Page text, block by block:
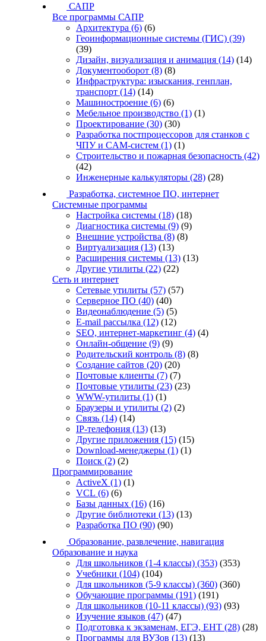
САПР
Все программы САПР
Архитектура (6) (6)
Геоинформационные системы (ГИС) (39)
(39)
Дизайн, визуализация и анимация (14) (14)
Документооборот (8) (8)
Инфраструктура: изыскания, генплан,
транспорт (14) (14)
Машиностроение (6) (6)
Мебельное производство (1) (1)
Проектирование (30) (30)
Разработка постпроцессоров для станков с
ЧПУ и CAM-систем (1) (1)
Строительство и пожарная безопасность (42)
(42)
Инженерные калькуляторы (28) (28)
Разработка, системное ПО, интернет
Системные программы
Настройка системы (18) (18)
Диагностика системы (9) (9)
Внешние устройства (8) (8)
Виртуализация (13) (13)
Расширения системы (13) (13)
Другие утилиты (22) (22)
Сеть и интернет
Сетевые утилиты (57) (57)
Серверное ПО (40) (40)
Видеонаблюдение (5) (5)
E-mail рассылка (12) (12)
SEO, интернет-маркетинг (4) (4)
Онлайн-общение (9) (9)
Родительский контроль (8) (8)
Создание сайтов (20) (20)
Почтовые клиенты (7) (7)
Почтовые утилиты (23) (23)
WWW-утилиты (1) (1)
Браузеры и утилиты (2) (2)
Связь (14) (14)
IP-телефония (13) (13)
Другие приложения (15) (15)
Download-менеджеры (1) (1)
Поиск (2) (2)
Программирование
ActiveX (1) (1)
VCL (6) (6)
Базы данных (16) (16)
Другие библиотеки (13) (13)
Разработка ПО (90) (90)
Образование, развлечение, навигация
Образование и наука
Для школьников (1-4 классы) (353) (353)
Учебники (104) (104)
Для школьников (5-9 классы) (360) (360)
Обучающие программы (191) (191)
Для школьников (10-11 классы) (93) (93)
Изучение языков (47) (47)
Подготовка к экзаменам, ЕГЭ, ЕНТ (28) (28)
Программы для ВУЗов (13) (13)